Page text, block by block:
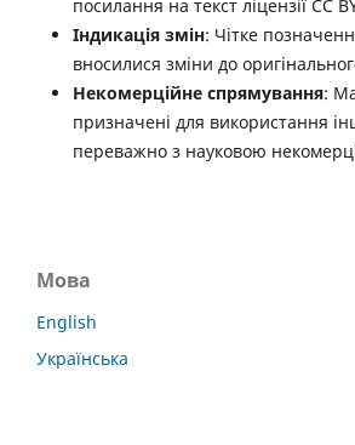
посилання на текст ліцензії CC
Індикація змін: Чітке
вносилися зміни до
Некомерційне спрямування:
призначені для використання
переважно з науковою
Мова
English
Українська